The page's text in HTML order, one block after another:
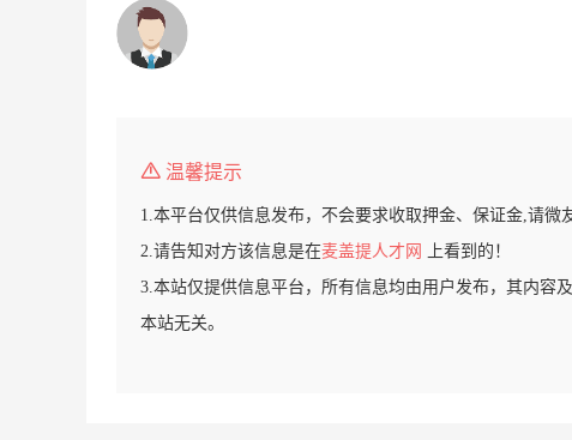
温馨提示
1.本平台仅供信息发布，不会要求收取押金、保证金,请微
2.请告知对方该信息是在麦盖提人才网
上看到的！
3.本站仅提供信息平台，所有信息均由用户发布，其内容
本站无关。